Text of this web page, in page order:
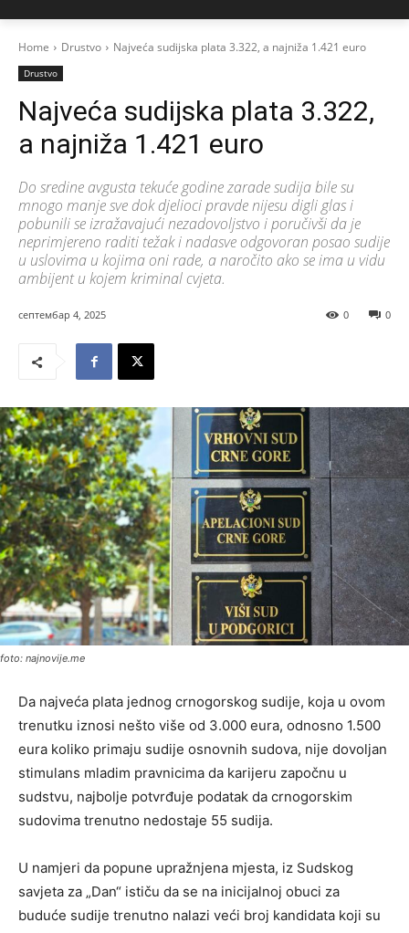
Home Drustvo Najveća sudijska plata 3.322, a najniža 1.421 euro
Drustvo
Najveća sudijska plata 3.322,
a najniža 1.421 euro
Do sredine avgusta tekuće godine zarade sudija bile su
mnogo manje sve dok djelioci pravde nijesu digli glas i
pobunili se izražavajući nezadovoljstvo i poručivši da je
neprimjereno raditi težak i nadasve odgovoran posao sudije
u uslovima u kojima oni rade, a naročito ako se ima u vidu
ambijent u kojem kriminal cvjeta.
септембар 4, 2025 0
0
foto: najnovije.me
Da najveća plata jednog crnogorskog sudije, koja u ovom
trenutku iznosi nešto više od 3.000 eura, odnosno 1.500
eura koliko primaju sudije osnovnih sudova, nije dovoljan
stimulans mladim pravnicima da karijeru započnu u
sudstvu, najbolje potvrđuje podatak da crnogorskim
sudovima trenutno nedostaje 55 sudija.
U namjeri da popune upražnjena mjesta, iz Sudskog
savjeta za „Dan“ ističu da se na inicijalnoj obuci za
buduće sudije trenutno nalazi veći broj kandidata koji su